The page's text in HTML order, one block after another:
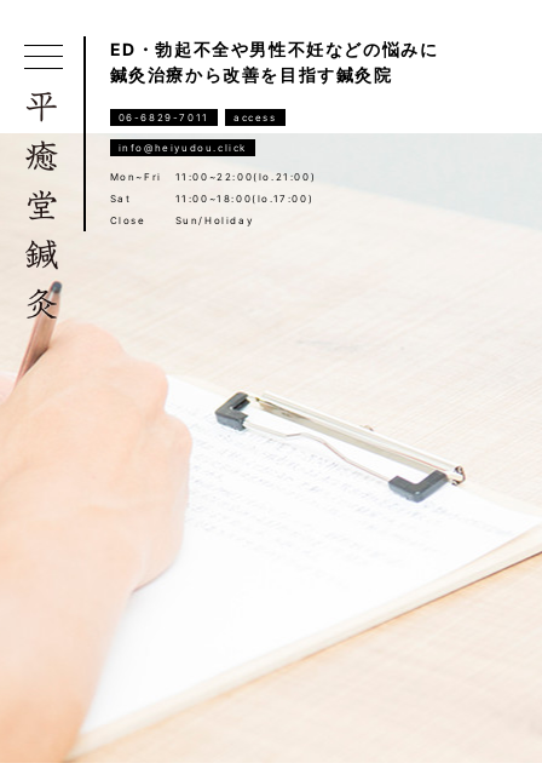
ED・勃起不全や男性不妊などの悩みに
鍼灸治療から改善を目指す鍼灸院
06-6829-7011 access
info@heiyudou.click
Mon~Fri
11:00~22:00(lo.21:00)
Sat
11:00~18:00(lo.17:00)
Close
Sun/Holiday